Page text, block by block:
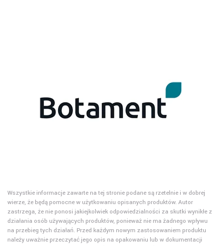
Wszystkie informacje zawarte na tej stronie podane są rzetelnie i w dobrej
wierze, że będą pomocne w użytkowaniu opisanych produktów. Autor
zastrzega, że nie ponosi jakiejkolwiek odpowiedzialności za skutki wynikłe z
działania osób używających produktów, ponieważ nie ma żadnego wpływu
na przebieg tych działań. Przed każdym nowym zastosowaniem produktu
należy uważnie przeczytać jego opis na opakowaniu lub w dokumentacji